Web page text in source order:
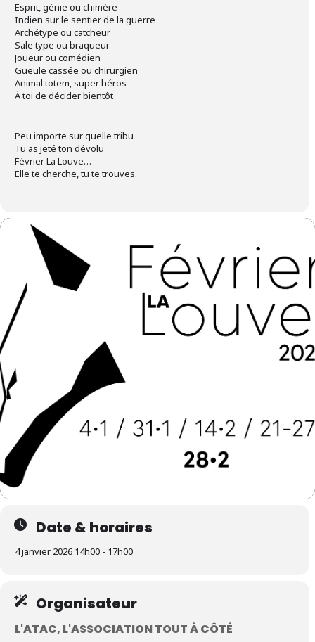
Esprit, génie ou chimère
Indien sur le sentier de la guerre
Archétype ou catcheur
Sale type ou braqueur
Joueur ou comédien
Gueule cassée ou chirurgien
Animal totem, super héros
À toi de décider bientôt
Peu importe sur quelle tribu
Tu as jeté ton dévolu
Février La Louve…
Elle te cherche, tu te trouves.
Date & horaires
4 janvier 2026 14h00 - 17h00
Organisateur
L'ATAC, L'ASSOCIATION TOUT À CÔTÉ